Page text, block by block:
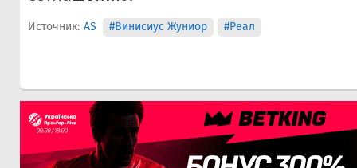
Источник: AS #Винисиус Жуниор #Реал